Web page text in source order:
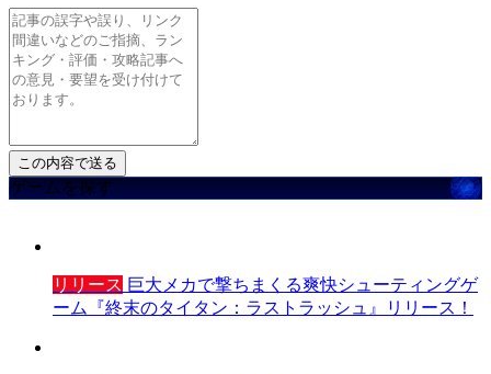
ゲームを探す
リリース 巨大メカで撃ちまくる爽快シューティングゲ
ーム『終末のタイタン：ラストラッシュ』リリース！